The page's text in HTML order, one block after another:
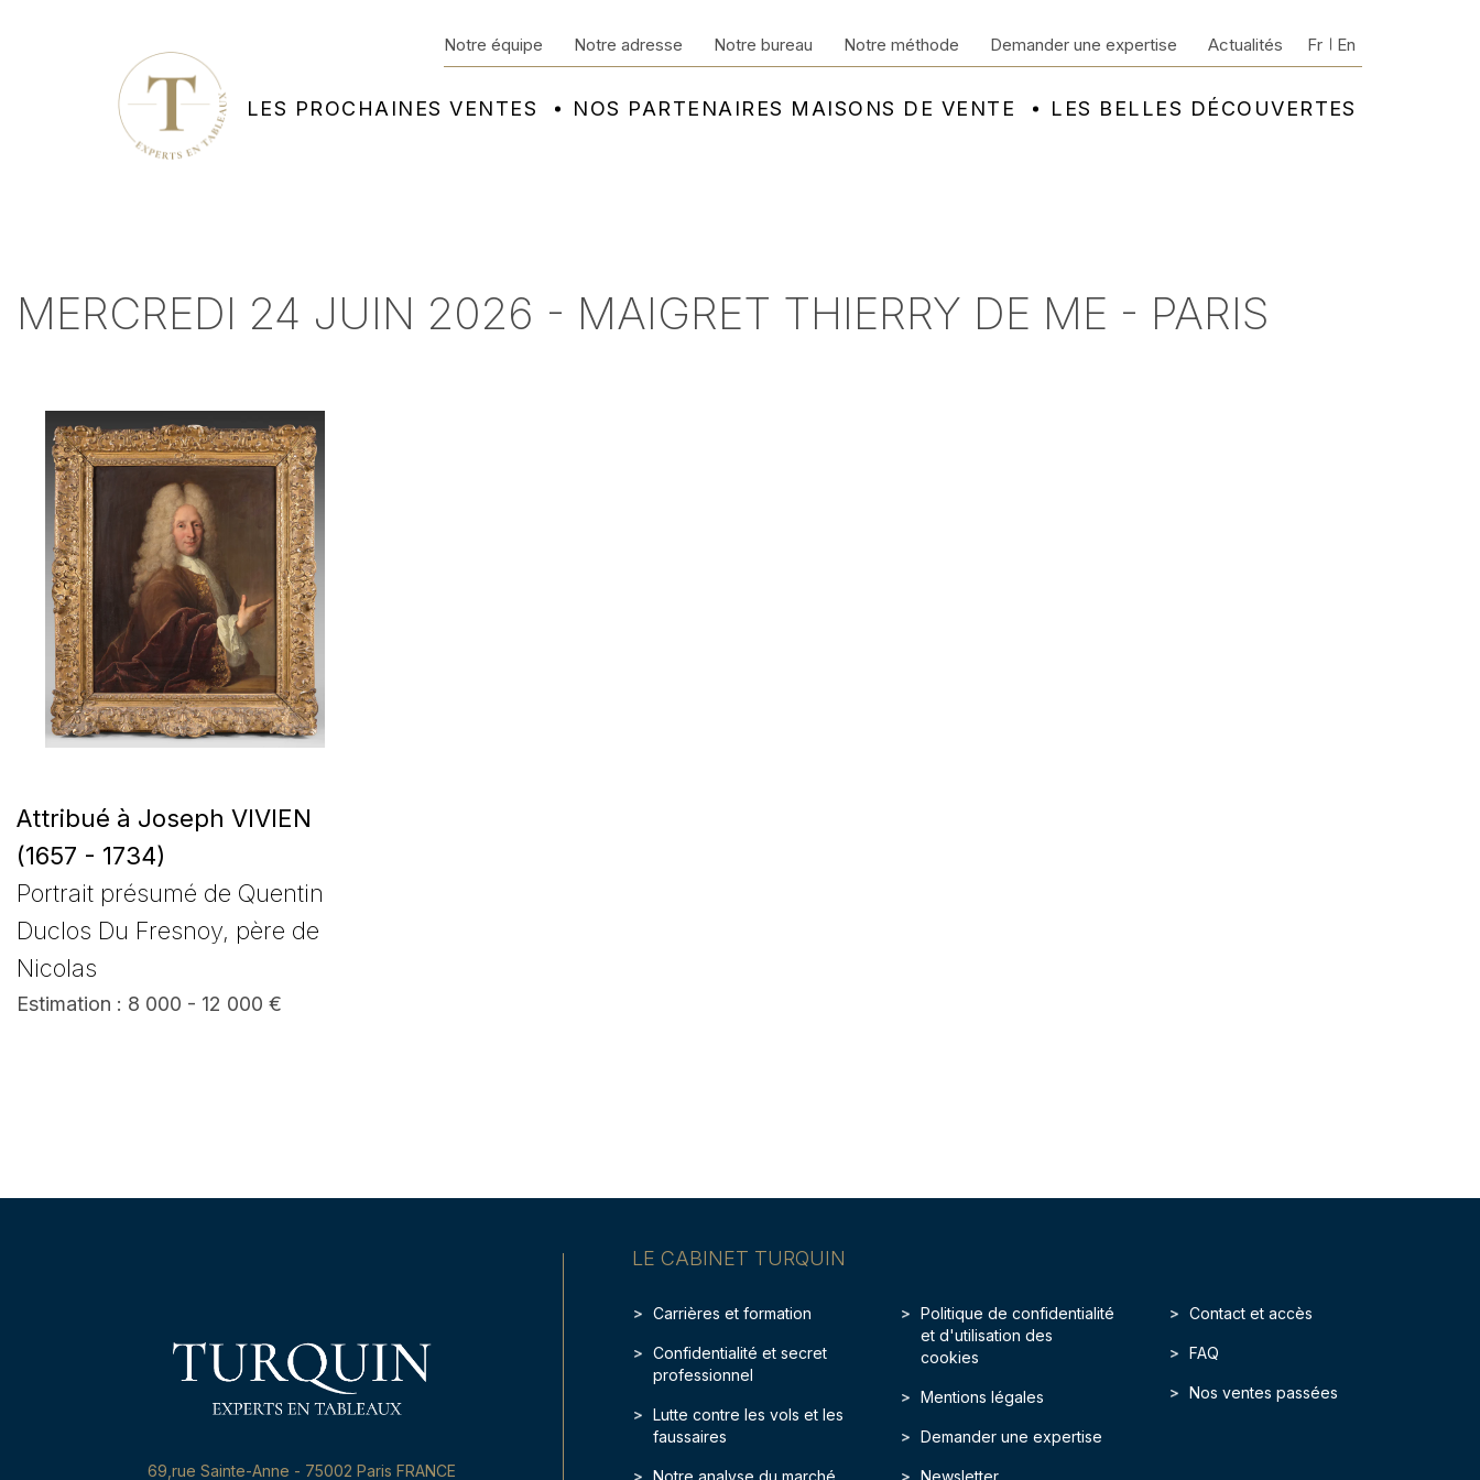
LES PROCHAINES VENTES NOS PARTENAIRES MAISONS DE VENTE LES BELLES DÉCOUVERTES
Notre équipe Notre adresse Notre bureau Notre méthode Demander une expertise Actualités Fr En
MERCREDI 24 JUIN 2026 - MAIGRET THIERRY DE ME - PARIS
Attribué à Joseph VIVIEN
(1657 - 1734)
Portrait présumé de Quentin
Duclos Du Fresnoy, père de
Nicolas
Estimation : 8 000 - 12 000 €
LE CABINET TURQUIN
Carrières et formation
Confidentialité et secret
professionnel
Lutte contre les vols et les
faussaires
Notre analyse du marché
Politique de confidentialité
et d'utilisation des
cookies
Mentions légales
Demander une expertise
Newsletter
Contact et accès
FAQ
Nos ventes passées
69,rue Sainte-Anne - 75002 Paris FRANCE